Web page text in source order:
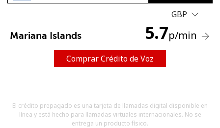
No se ha creado una contraseña
Una letra mayúscula y una minúscula
Un número
GBP
Mariana Islands 5.7p/min
Comprar Crédito de Voz
El crédito prepagado es una tarjeta de llamadas digital disponible en
línea y está hecho para llamadas virtuales internacionales. No se
entrega un producto físico.